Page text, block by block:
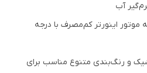
آب
موتور اینورتر کم‌مصرف با درجه
و رنگ‌بندی متنوع مناسب برای